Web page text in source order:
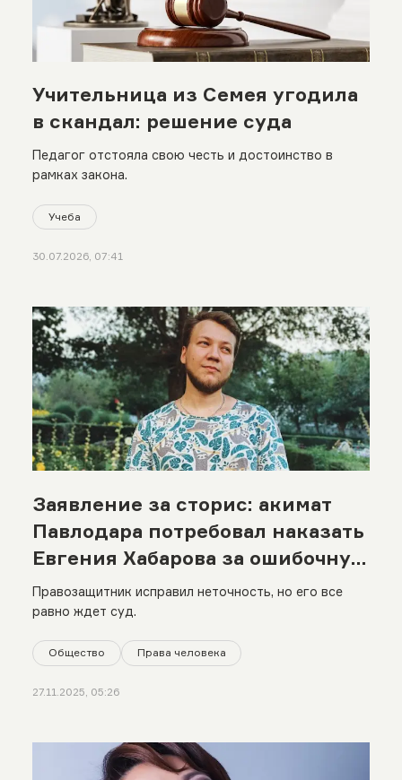
Учительница из Семея угодила
в скандал: решение суда
Педагог отстояла свою честь и достоинство в
рамках закона.
Учеба
30.07.2026, 07:41
Заявление за сторис: акимат
Павлодара потребовал наказать
Евгения Хабарова за ошибочную
публикацию
Правозащитник исправил неточность, но его все
равно ждет суд.
Общество Права человека
27.11.2025, 05:26